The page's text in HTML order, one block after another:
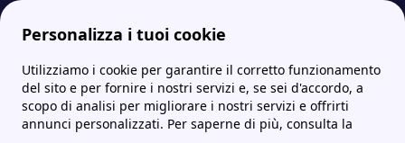
Personalizza i tuoi cookie
Utilizziamo i cookie per garantire il corretto funzionamento
del sito e per fornire i nostri servizi e, se sei d'accordo, a
scopo di analisi per migliorare i nostri servizi e offrirti
annunci personalizzati. Per saperne di più, consulta la
fornitori-gas.it Informativa sulla privacy
Informativa sulla privacy